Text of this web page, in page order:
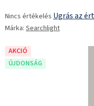
termék
átlagos
5-
ből
Nincs értékelés Ugrás az
Márka: Searchlight
AKCIÓ
ÚJDONSÁG